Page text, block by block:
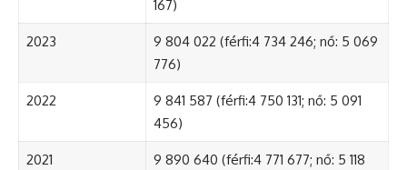
167)
2023
9 804 022 (férfi:4 734 246; nő: 5 069
776)
2022
9 841 587 (férfi:4 750 131; nő: 5 091
456)
2021
9 890 640 (férfi:4 771 677; nő: 5 118